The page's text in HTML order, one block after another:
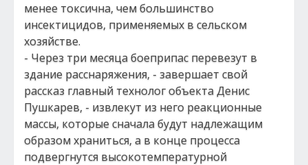
менее токсична, чем большинство
инсектицидов, применяемых в сельском
хозяйстве.
- Через три месяца боеприпас перевезут в
здание расснаряжения, - завершает свой
рассказ главный технолог объекта Денис
Пушкарев, - извлекут из него реакционные
массы, которые сначала будут надлежащим
образом храниться, а в конце процесса
подвергнутся высокотемпературной